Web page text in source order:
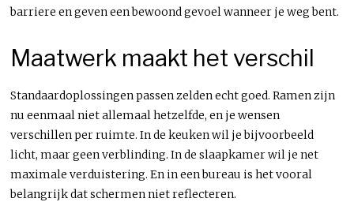
barriere en geven een bewoond gevoel wanneer je weg bent.
Maatwerk maakt het verschil
Standaardoplossingen passen zelden echt goed. Ramen zijn
nu eenmaal niet allemaal hetzelfde, en je wensen
verschillen per ruimte. In de keuken wil je bijvoorbeeld
licht, maar geen verblinding. In de slaapkamer wil je net
maximale verduistering. En in een bureau is het vooral
belangrijk dat schermen niet reflecteren.